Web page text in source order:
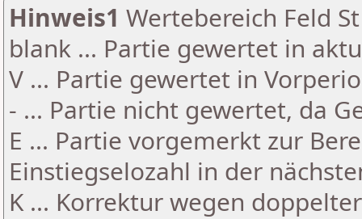
Hinweis1 Wertebereich Feld
blank ... Partie gewertet in
V ... Partie gewertet in
- ... Partie nicht gewertet, da
E ... Partie vorgemerkt zur
Einstiegselozahl in der
K ... Korrektur wegen